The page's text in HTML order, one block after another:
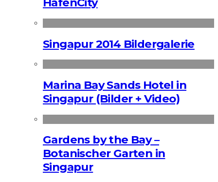
Singapur 2014 Bildergalerie
Marina Bay Sands Hotel in
Singapur (Bilder + Video)
Gardens by the Bay –
Botanischer Garten in
Singapur